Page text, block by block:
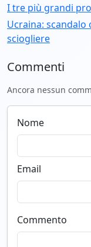
I tre più grandi
Ucraina:
sciogliere
Commenti
Ancora nessun
Nome
Email
Commento